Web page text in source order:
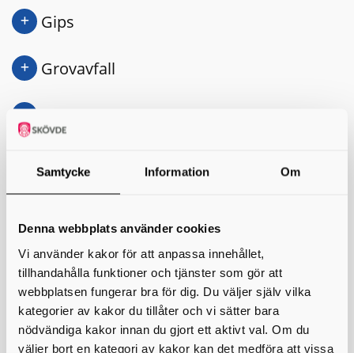
Samtycke Information Om
Denna webbplats använder cookies
Vi använder kakor för att anpassa innehållet,
tillhandahålla funktioner och tjänster som gör att
webbplatsen fungerar bra för dig. Du väljer själv vilka
kategorier av kakor du tillåter och vi sätter bara
nödvändiga kakor innan du gjort ett aktivt val. Om du
väljer bort en kategori av kakor kan det medföra att vissa
Gips
Grovavfall
Gödsel
Isoleringsmaterial av mineralull
Jord
Kylar och frysar